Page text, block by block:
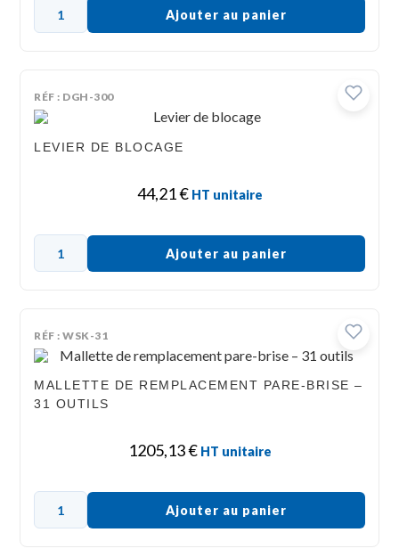
Ajouter au panier
RÉF : DGH-300
LEVIER DE BLOCAGE
44,21€ HT unitaire
Ajouter au panier
RÉF : WSK-31
MALLETTE DE REMPLACEMENT PARE-BRISE –
31 OUTILS
1205,13€ HT unitaire
Ajouter au panier